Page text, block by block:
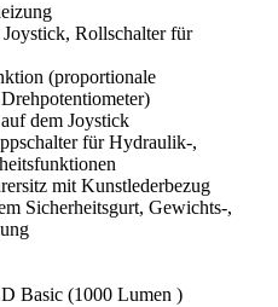
Rollschalter für
(proportionale
dem Joystick
für Hydraulik-,
mit Kunstlederbezug
Sicherheitsgurt, Gewichts-,
Basic (1000 Lumen )